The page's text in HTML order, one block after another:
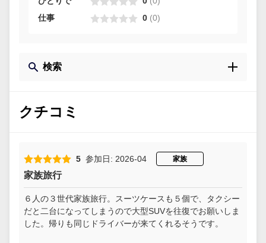
仕事
0 (0)
検索
クチコミ
5 参加日: 2026-04 家族
家族旅行
６人の３世代家族旅行。スーツケースも５個で、タクシー
だと二台になってしまうので大型SUVを往復でお願いしま
した。帰りも同じドライバーが来てくれるそうです。